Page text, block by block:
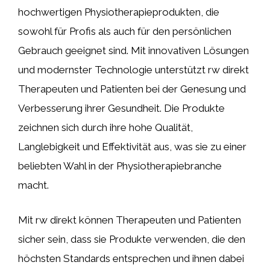
hochwertigen Physiotherapieprodukten, die
sowohl für Profis als auch für den persönlichen
Gebrauch geeignet sind. Mit innovativen Lösungen
und modernster Technologie unterstützt rw direkt
Therapeuten und Patienten bei der Genesung und
Verbesserung ihrer Gesundheit. Die Produkte
zeichnen sich durch ihre hohe Qualität,
Langlebigkeit und Effektivität aus, was sie zu einer
beliebten Wahl in der Physiotherapiebranche
macht.
Mit rw direkt können Therapeuten und Patienten
sicher sein, dass sie Produkte verwenden, die den
höchsten Standards entsprechen und ihnen dabei